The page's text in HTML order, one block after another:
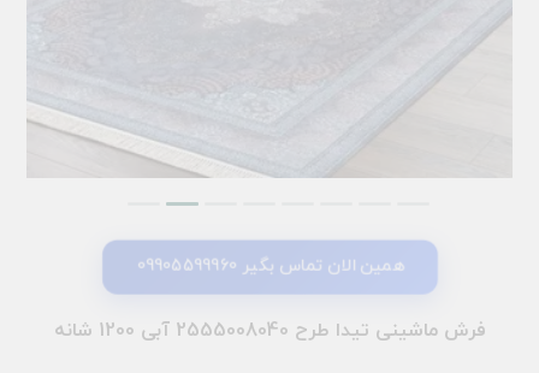
همین الان تماس بگیر 09905599960
فرش ماشینی تیدا طرح 2555008040 آبی 1200 شانه